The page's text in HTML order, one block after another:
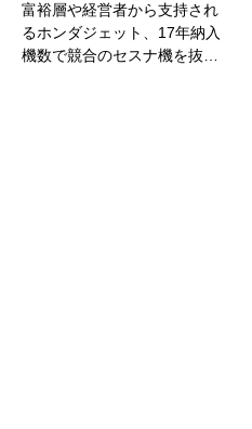
富裕層や経営者から支持され
るホンダジェット、17年納入
機数で競合のセスナ機を抜…